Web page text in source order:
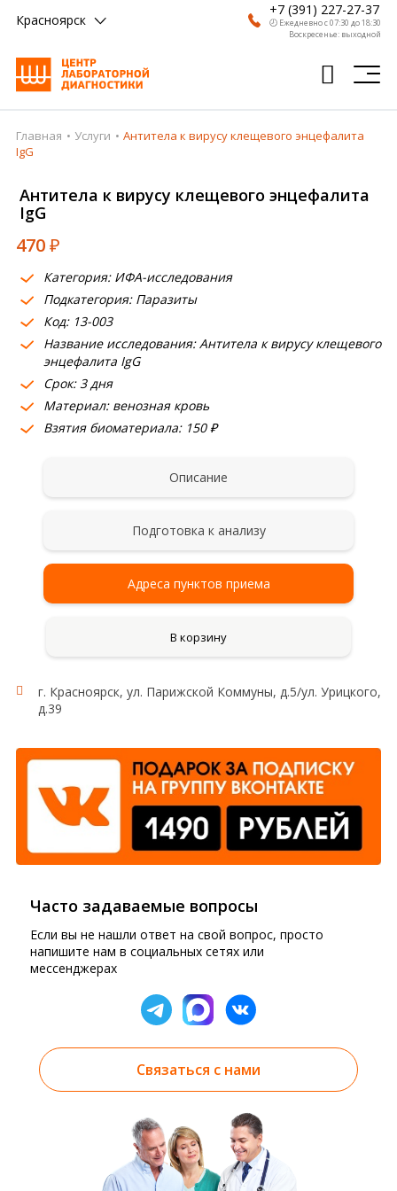
Красноярск
+7 (391) 227-27-37
🕗 Ежедневно с 07:30 до 18:30
Воскресенье: выходной
Главная
Врачи
Получить результат
Пациентам
О компании
Где сдать
Партнерам
Главная Услуги
Антитела к вирусу клещевого энцефалита
IgG
Антитела к вирусу клещевого энцефалита
IgG
470₽
Категория: ИФА-исследования
Подкатегория: Паразиты
Код: 13-003
Название исследования: Антитела к вирусу клещевого
энцефалита IgG
Срок: 3 дня
Материал: венозная кровь
Взятия биоматериала: 150 ₽
Описание
Подготовка к анализу
Адреса пунктов приема
В корзину
г. Красноярск, ул. Парижской Коммуны, д.5/ул. Урицкого,
д.39
Часто задаваемые вопросы
Если вы не нашли ответ на свой вопрос, просто
напишите нам в социальных сетях или
мессенджерах
Связаться с нами